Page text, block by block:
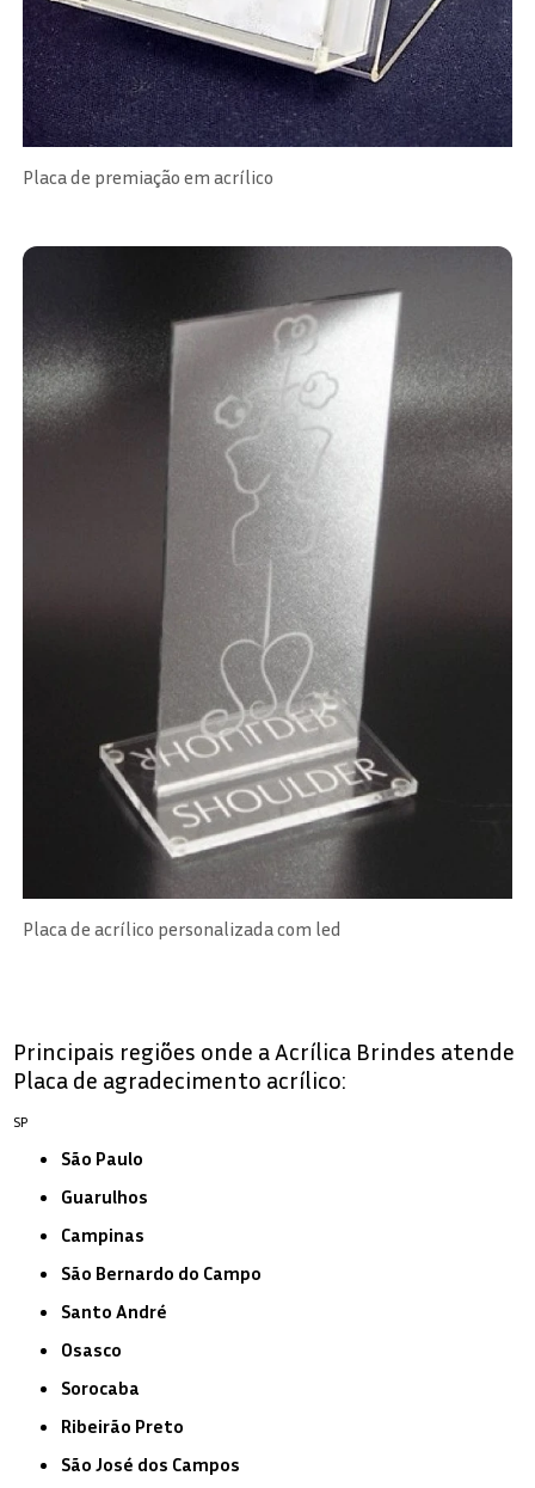
Placa de premiação em acrílico
Placa de acrílico personalizada com led
Principais regiões onde a Acrílica Brindes atende
Placa de agradecimento acrílico:
SP
São Paulo
Guarulhos
Campinas
São Bernardo do Campo
Santo André
Osasco
Sorocaba
Ribeirão Preto
São José dos Campos